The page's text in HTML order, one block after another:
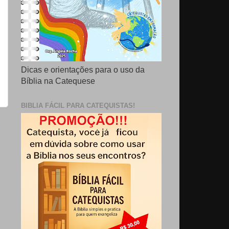
Dicas e orientações para o uso da
Bíblia na Catequese
BIBLIA FÁCIL PARA CATEQUISTAS!